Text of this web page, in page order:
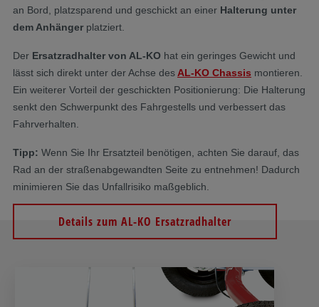
an Bord, platzsparend und geschickt an einer Halterung unter
dem Anhänger platziert.
Der Ersatzradhalter von AL-KO hat ein geringes Gewicht und
lässt sich direkt unter der Achse des AL-KO Chassis montieren.
Ein weiterer Vorteil der geschickten Positionierung: Die Halterung
senkt den Schwerpunkt des Fahrgestells und verbessert das
Fahrverhalten.
Tipp: Wenn Sie Ihr Ersatzteil benötigen, achten Sie darauf, das
Rad an der straßenabgewandten Seite zu entnehmen! Dadurch
minimieren Sie das Unfallrisiko maßgeblich.
Details zum AL-KO Ersatzradhalter